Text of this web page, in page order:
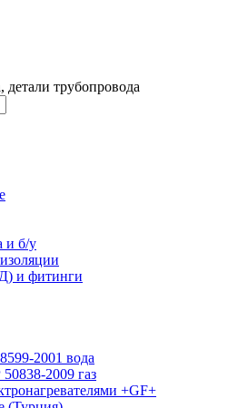
детали трубопровода
и б/у
и фитинги
2001 вода
2009 газ
+GF+